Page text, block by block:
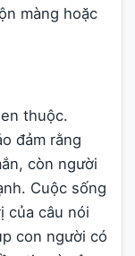
màng hoặc
thuộc.
đảm rằng
còn người
Cuộc sống
của câu nói
con người có